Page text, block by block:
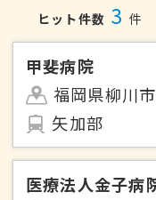
ヒット件数 3 件
甲斐病院
福岡県柳川
矢加部
医療法人金子病